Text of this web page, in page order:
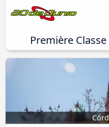
Première Classe